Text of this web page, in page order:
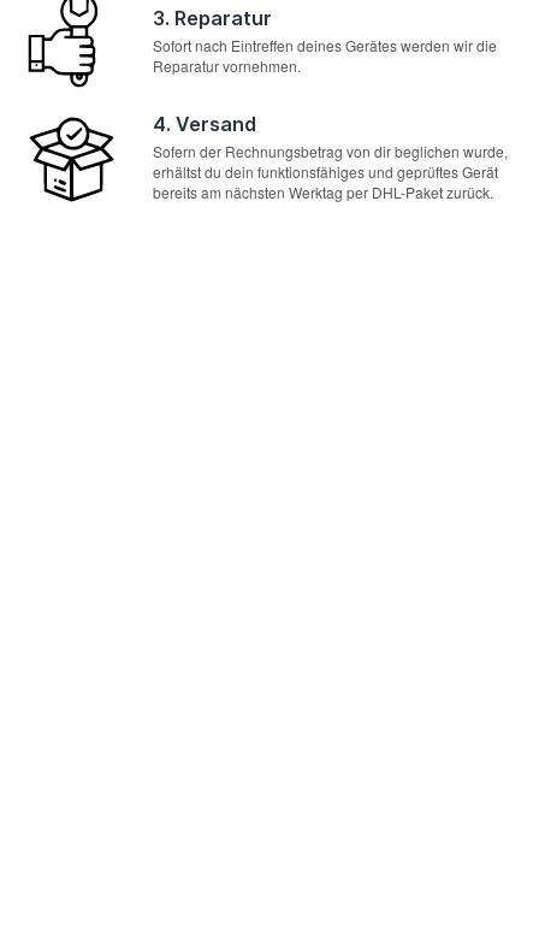
3. Reparatur
Sofort nach Eintreffen deines Gerätes werden wir die
Reparatur vornehmen.
4. Versand
Sofern der Rechnungsbetrag von dir beglichen wurde,
erhältst du dein funktionsfähiges und geprüftes Gerät
bereits am nächsten Werktag per DHL-Paket zurück.